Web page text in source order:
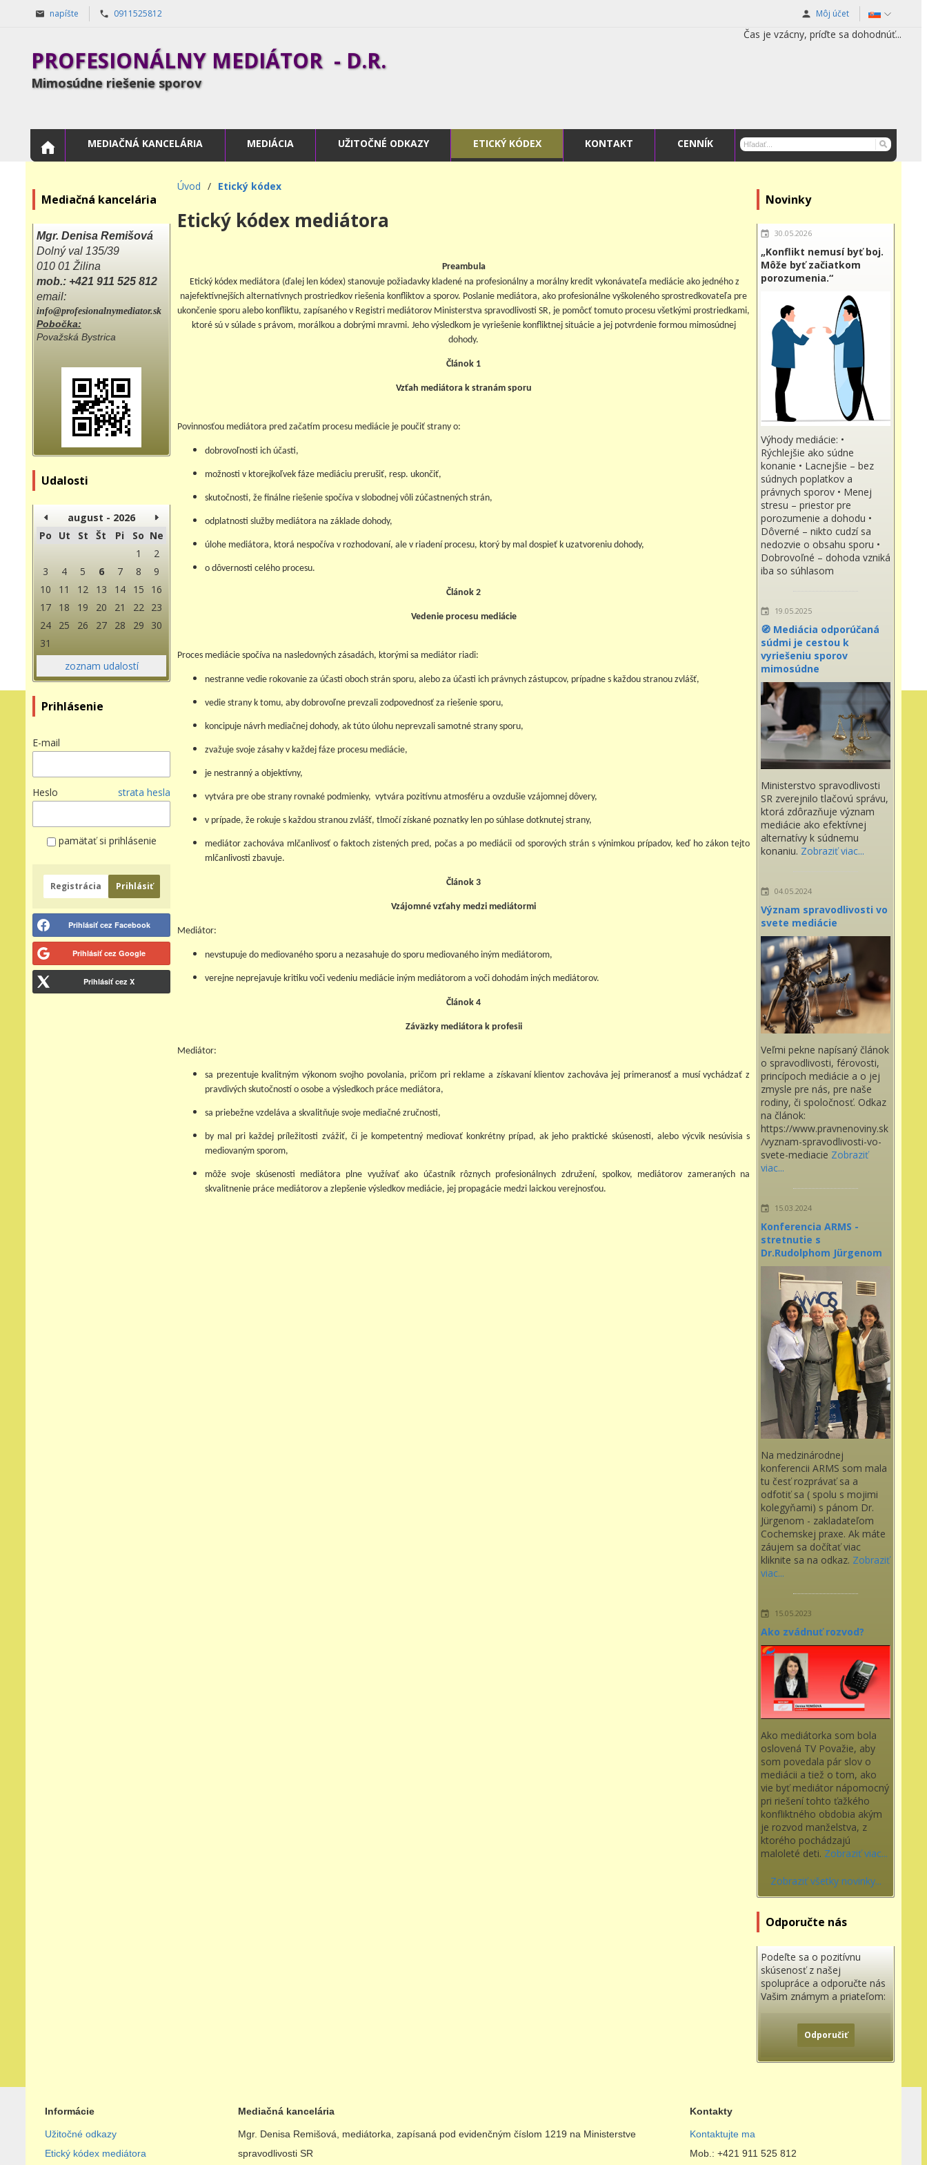
napíšte 0911525812 Môj účet
Čas je vzácny, príďte sa dohodnúť...
PROFESIONÁLNY MEDIÁTOR - D.R.
Mimosúdne riešenie sporov
MEDIAČNÁ KANCELÁRIA MEDIÁCIA UŽITOČNÉ ODKAZY ETICKÝ KÓDEX KONTAKT CENNÍK
Mediačná kancelária
Mgr. Denisa Remišová
Dolný val 135/39
010 01 Žilina
mob.: +421 911 525 812
email:
info@profesionalnymediator.sk
Pobočka:
Považská Bystrica
Udalosti
august - 2026
Po
Ut St Št Pi So Ne
1
2
3
4 5 6 7 8
9
10
11 12 13 14 15
16
17
18 19 20 21 22 23
24
25 26 27 28 29
30
31
zoznam udalostí
Prihlásenie
E-mail
Heslo strata hesla
pamätať si prihlásenie
Registrácia Prihlásiť
Prihlásiť cez Facebook
Prihlásiť cez Google
Prihlásiť cez X
Novinky
30.05.2026
„Konflikt nemusí byť boj.
Môže byť začiatkom
porozumenia.“
Výhody mediácie: •
Rýchlejšie ako súdne
konanie • Lacnejšie – bez
súdnych poplatkov a
právnych sporov • Menej
stresu – priestor pre
porozumenie a dohodu •
Dôverné – nikto cudzí sa
nedozvie o obsahu sporu •
Dobrovoľné – dohoda vzniká
iba so súhlasom
19.05.2025
🧭 Mediácia odporúčaná
súdmi je cestou k
vyriešeniu sporov
mimosúdne
Ministerstvo spravodlivosti
SR zverejnilo tlačovú správu,
ktorá zdôrazňuje význam
mediácie ako efektívnej
alternatívy k súdnemu
konaniu. Zobraziť viac...
04.05.2024
Význam spravodlivosti vo
svete mediácie
Veľmi pekne napísaný článok
o spravodlivosti, férovosti,
princípoch mediácie a o jej
zmysle pre nás, pre naše
rodiny, či spoločnosť. Odkaz
na článok:
https://www.pravnenoviny.sk
/vyznam-spravodlivosti-vo-
svete-mediacie Zobraziť
viac...
15.03.2024
Konferencia ARMS -
stretnutie s
Dr.Rudolphom Jürgenom
Na medzinárodnej
konferencii ARMS som mala
tu česť rozprávať sa a
odfotiť sa ( spolu s mojimi
kolegyňami) s pánom Dr.
Jürgenom - zakladateľom
Cochemskej praxe. Ak máte
záujem sa dočítať viac
kliknite sa na odkaz. Zobraziť
viac...
15.05.2023
Ako zvádnuť rozvod?
Ako mediátorka som bola
oslovená TV Považie, aby
som povedala pár slov o
mediácii a tiež o tom, ako
vie byť mediátor nápomocný
pri riešení tohto ťažkého
konfliktného obdobia akým
je rozvod manželstva, z
ktorého pochádzajú
maloleté deti. Zobraziť viac...
Zobraziť všetky novinky...
Odporučte nás
Podeľte sa o pozitívnu
skúsenosť z našej
spolupráce a odporučte nás
Vašim známym a priateľom:
Odporučiť
Úvod / Etický kódex
Etický kódex mediátora
Preambula
Etický kódex mediátora (ďalej len kódex) stanovuje požiadavky kladené na profesionálny a morálny kredit vykonávateľa mediácie ako jedného z
najefektívnejších alternatívnych prostriedkov riešenia konfliktov a sporov. Poslanie mediátora, ako profesionálne vyškoleného sprostredkovateľa pre
ukončenie sporu alebo konfliktu, zapísaného v Registri mediátorov Ministerstva spravodlivosti SR, je pomôcť tomuto procesu všetkými prostriedkami,
ktoré sú v súlade s právom, morálkou a dobrými mravmi. Jeho výsledkom je vyriešenie konfliktnej situácie a jej potvrdenie formou mimosúdnej
dohody.
Článok 1
Vzťah mediátora k stranám sporu
Povinnosťou mediátora pred začatím procesu mediácie je poučiť strany o:
dobrovoľnosti ich účasti,
možnosti v ktorejkoľvek fáze mediáciu prerušiť, resp. ukončiť,
skutočnosti, že finálne riešenie spočíva v slobodnej vôli zúčastnených strán,
odplatnosti služby mediátora na základe dohody,
úlohe mediátora, ktorá nespočíva v rozhodovaní, ale v riadení procesu, ktorý by mal dospieť k uzatvoreniu dohody,
o dôvernosti celého procesu.
Článok 2
Vedenie procesu mediácie
Proces mediácie spočíva na nasledovných zásadách, ktorými sa mediátor riadi:
nestranne vedie rokovanie za účasti oboch strán sporu, alebo za účasti ich právnych zástupcov, prípadne s každou stranou zvlášť,
vedie strany k tomu, aby dobrovoľne prevzali zodpovednosť za riešenie sporu,
koncipuje návrh mediačnej dohody, ak túto úlohu neprevzali samotné strany sporu,
zvažuje svoje zásahy v každej fáze procesu mediácie,
je nestranný a objektívny,
vytvára pre obe strany rovnaké podmienky, vytvára pozitívnu atmosféru a ovzdušie vzájomnej dôvery,
v prípade, že rokuje s každou stranou zvlášť, tlmočí získané poznatky len po súhlase dotknutej strany,
mediátor zachováva mlčanlivosť o faktoch zistených pred, počas a po mediácii od sporových strán s výnimkou prípadov, keď ho zákon tejto
mlčanlivosti zbavuje.
Článok 3
Vzájomné vzťahy medzi mediátormi
Mediátor:
nevstupuje do mediovaného sporu a nezasahuje do sporu mediovaného iným mediátorom,
verejne neprejavuje kritiku voči vedeniu mediácie iným mediátorom a voči dohodám iných mediátorov.
Článok 4
Záväzky mediátora k profesii
Mediátor:
sa prezentuje kvalitným výkonom svojho povolania, pričom pri reklame a získavaní klientov zachováva jej primeranosť a musí vychádzať z
pravdivých skutočností o osobe a výsledkoch práce mediátora,
sa priebežne vzdeláva a skvalitňuje svoje mediačné zručnosti,
by mal pri každej príležitosti zvážiť, či je kompetentný mediovať konkrétny prípad, ak jeho praktické skúsenosti, alebo výcvik nesúvisia s
mediovaným sporom,
môže svoje skúsenosti mediátora plne využívať ako účastník rôznych profesionálnych združení, spolkov, mediátorov zameraných na
skvalitnenie práce mediátorov a zlepšenie výsledkov mediácie, jej propagácie medzi laickou verejnosťou.
Informácie
Užitočné odkazy
Etický kódex mediátora
Mediačná kancelária
Mgr. Denisa Remišová, mediátorka, zapísaná pod evidenčným číslom 1219 na Ministerstve
spravodlivosti SR
Kontakty
Kontaktujte ma
Mob.: +421 911 525 812